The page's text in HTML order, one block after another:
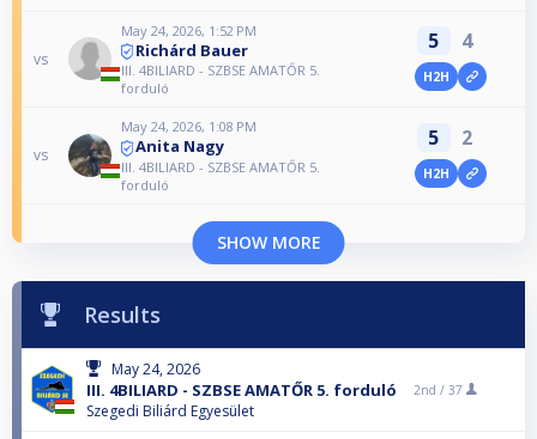
vs
May 24, 2026, 1:52 PM
Richárd Bauer
III. 4BILIARD - SZBSE AMATŐR 5.
forduló
5 4
H2H
vs
May 24, 2026, 1:08 PM
Anita Nagy
III. 4BILIARD - SZBSE AMATŐR 5.
forduló
5 2
H2H
SHOW MORE
Results
May 24, 2026
III. 4BILIARD - SZBSE AMATŐR 5. forduló
Szegedi Biliárd Egyesület
2nd / 37